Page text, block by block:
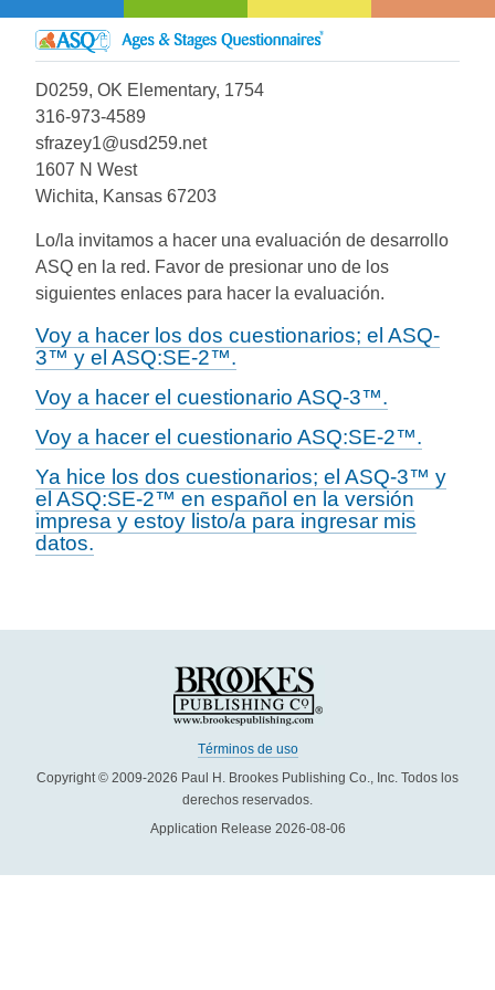
D0259, OK Elementary, 1754
316-973-4589
sfrazey1@usd259.net
1607 N West
Wichita, Kansas 67203
Lo/la invitamos a hacer una evaluación de desarrollo
ASQ en la red. Favor de presionar uno de los
siguientes enlaces para hacer la evaluación.
Voy a hacer los dos cuestionarios; el ASQ-
3™ y el ASQ:SE-2™.
Voy a hacer el cuestionario ASQ-3™.
Voy a hacer el cuestionario ASQ:SE-2™.
Ya hice los dos cuestionarios; el ASQ-3™ y
el ASQ:SE-2™ en español en la versión
impresa y estoy listo/a para ingresar mis
datos.
Términos de uso
Copyright © 2009-2026 Paul H. Brookes Publishing Co., Inc. Todos los
derechos reservados.
Application Release 2026-08-06